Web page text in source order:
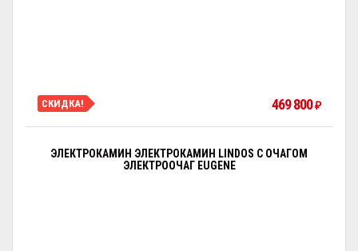
СКИДКА! 469 800₽
ЭЛЕКТРОКАМИН ЭЛЕКТРОКАМИН LINDOS С ОЧАГОМ
ЭЛЕКТРООЧАГ EUGENE